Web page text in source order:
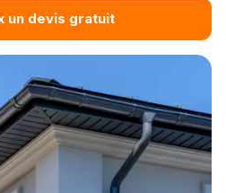
un devis gratuit